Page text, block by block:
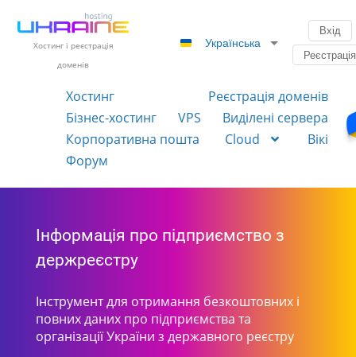
Хостинг і реєстрація
доменів
Українська
Вхід
Реєстрація
Хостинг
Реєстрація доменів
Бізнес-хостинг
VPS
Виділені сервера
Корпоративна пошта
Cloud
Вікі
Форум
Інформація про підприємство з
держреєстру
Інструмент для отримання безкоштовних і
повних даних про підприємства та
організації України з державного реєстру